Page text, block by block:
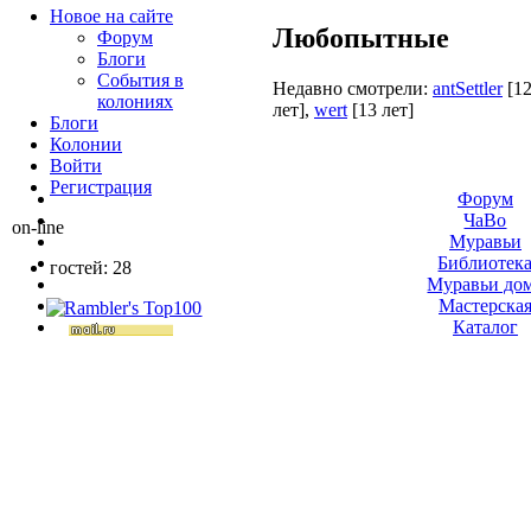
Любопытные
Недавно смотрели: antSettler
лет], wert [13 лет]
Новое на сайте
Форум
Блоги
События в
колониях
Блоги
Колонии
Войти
Peгиcтpaция
on-line
гостей: 28
Форум
ЧаВо
Муравьи
Муравьи
Мастерская
Каталог